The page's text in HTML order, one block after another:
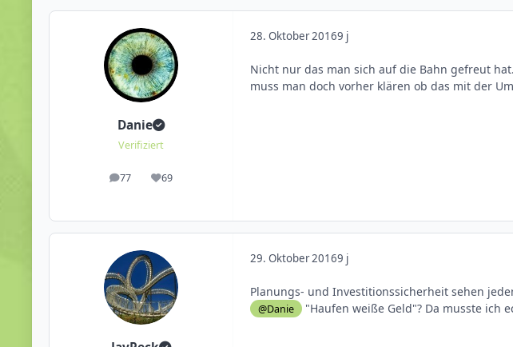
Danie
Verifiziert
77
Beiträge69
Reputation
28. Oktober 20169 j
Nicht nur das man sich auf die Bahn gefreut
muss man doch vorher klären ob das mit der
29. Oktober 20169 j
Planungs- und Investitionssicherheit sehen
@Danie "Haufen weiße Geld"? Da musste ich